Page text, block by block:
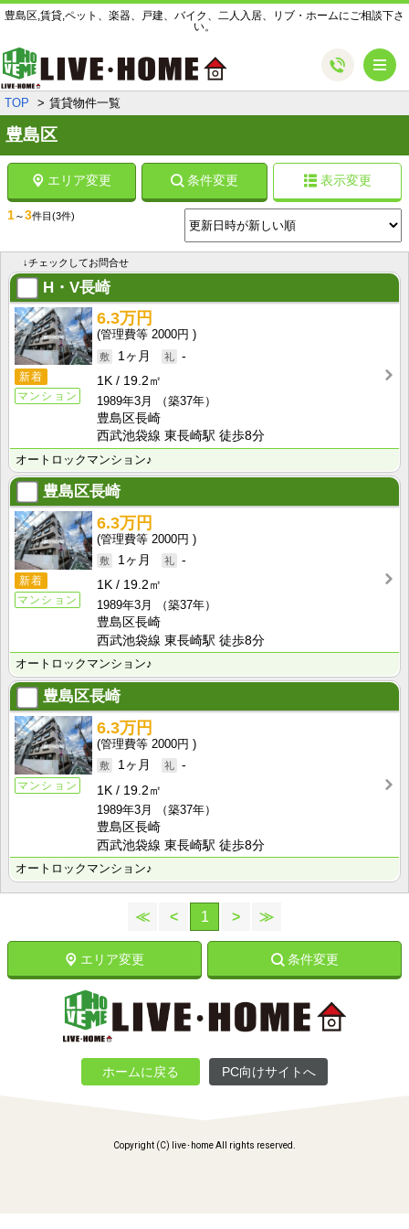
豊島区,賃貸,ペット、楽器、戸建、バイク、二人入居、リブ・ホームにご相談下さ
い。
TOP 賃貸物件一覧
豊島区
エリア変更 条件変更 表示変更
1～3件目 (3件)
↓チェックしてお問合せ
H・V長崎
新着
マンション
6.3万円
2000円
1ヶ月
-
1K
19.2㎡
1989年3月
（築37年）
豊島区長崎
西武池袋線 東長崎駅 徒歩8分
オートロックマンション♪
豊島区長崎
新着
マンション
6.3万円
2000円
1ヶ月
-
1K
19.2㎡
1989年3月
（築37年）
豊島区長崎
西武池袋線 東長崎駅 徒歩8分
オートロックマンション♪
豊島区長崎
マンション
6.3万円
2000円
1ヶ月
-
1K
19.2㎡
1989年3月
（築37年）
豊島区長崎
西武池袋線 東長崎駅 徒歩8分
オートロックマンション♪
≪ < 1 > ≫
エリア変更 条件変更
ホームに戻る PC向けサイトへ
Copyright (C) live･home All rights reserved.